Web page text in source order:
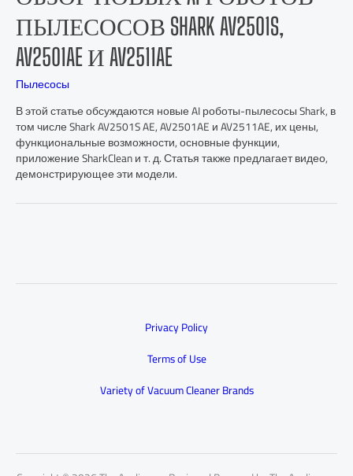
ПЫЛЕСОСОВ SHARK AV2501S,
AV2501AE И AV2511AE
Пылесосы
В этой статье обсуждаются новые AI роботы-пылесосы Shark, в
том числе Shark AV2501S AE, AV2501AE и AV2511AE, их цены,
функциональные возможности, основные функции,
приложение SharkClean и т. д. Статья также предлагает видео,
демонстрирующее эти модели.
Privacy Policy
Terms of Use
Variety of Vacuum Cleaner Brands